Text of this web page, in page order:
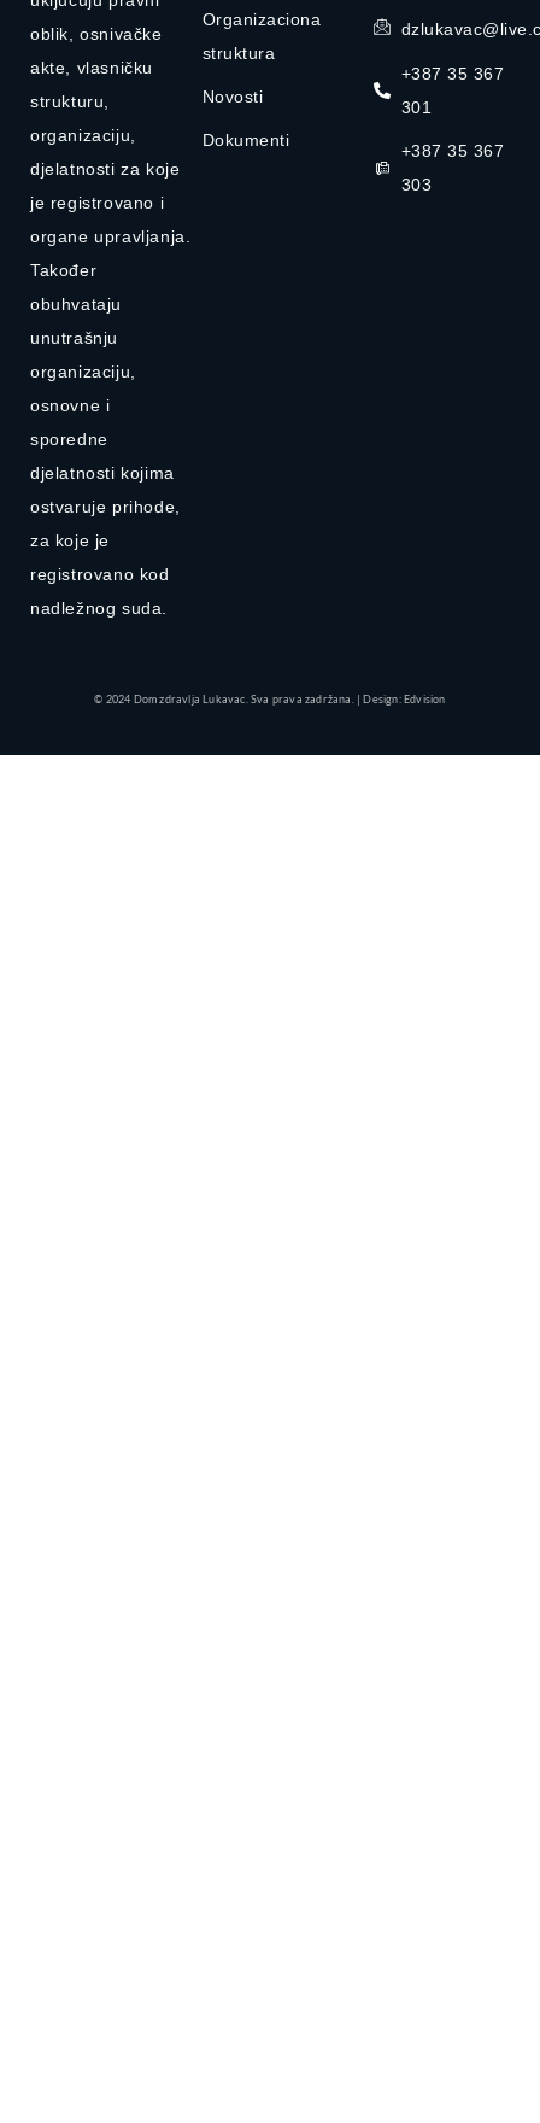
oblik, osnivačke
akte, vlasničku
strukturu,
organizaciju,
djelatnosti za koje
je registrovano i
organe upravljanja.
Također
obuhvataju
unutrašnju
organizaciju,
osnovne i
sporedne
djelatnosti kojima
ostvaruje prihode,
za koje je
registrovano kod
nadležnog suda.
Organizaciona
struktura
Novosti
Dokumenti
+387 35 367
301
+387 35 367
303
© 2024 Dom zdravlja Lukavac. Sva prava zadržana. | Design: Edvision